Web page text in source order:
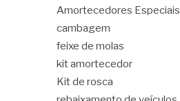
Amortecedores Especiais
cambagem
feixe de molas
kit amortecedor
Kit de rosca